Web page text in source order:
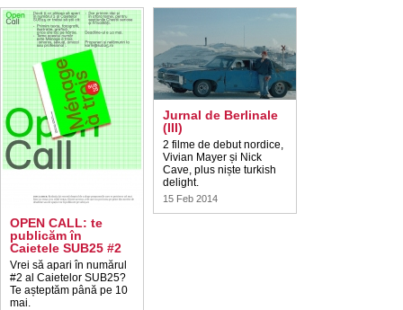
OPEN CALL: te
publicăm în
Caietele SUB25 #2
Vrei să apari în numărul
#2 al Caietelor SUB25?
Te așteptăm până pe 10
mai.
Jurnal de Berlinale
(III)
2 filme de debut nordice,
Vivian Mayer și Nick
Cave, plus niște turkish
delight.
15 Feb 2014